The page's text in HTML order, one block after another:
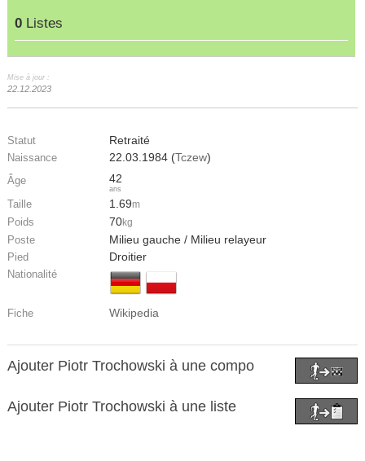
0 Listes
Mise à jour :
22.12.2023
Statut Retraité
Naissance 22.03.1984 (Tczew)
Âge 42
ans
Taille 1.69m
Poids 70kg
Poste Milieu gauche / Milieu relayeur
Pied Droitier
Nationalité
Fiche Wikipedia
Ajouter Piotr Trochowski à une compo
Ajouter Piotr Trochowski à une liste